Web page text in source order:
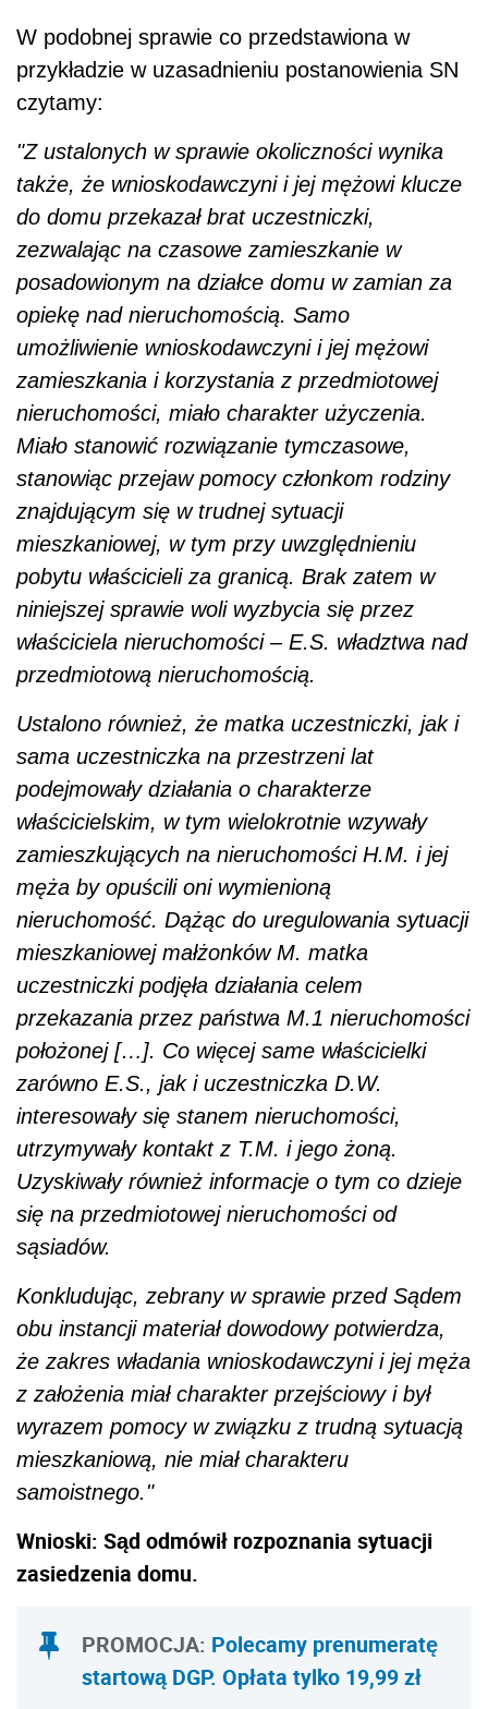
W podobnej sprawie co przedstawiona w
przykładzie w uzasadnieniu postanowienia SN
czytamy:
"Z ustalonych w sprawie okoliczności wynika
także, że wnioskodawczyni i jej mężowi klucze
do domu przekazał brat uczestniczki,
zezwalając na czasowe zamieszkanie w
posadowionym na działce domu w zamian za
opiekę nad nieruchomością. Samo
umożliwienie wnioskodawczyni i jej mężowi
zamieszkania i korzystania z przedmiotowej
nieruchomości, miało charakter użyczenia.
Miało stanowić rozwiązanie tymczasowe,
stanowiąc przejaw pomocy członkom rodziny
znajdującym się w trudnej sytuacji
mieszkaniowej, w tym przy uwzględnieniu
pobytu właścicieli za granicą. Brak zatem w
niniejszej sprawie woli wyzbycia się przez
właściciela nieruchomości – E.S. władztwa nad
przedmiotową nieruchomością.
Ustalono również, że matka uczestniczki, jak i
sama uczestniczka na przestrzeni lat
podejmowały działania o charakterze
właścicielskim, w tym wielokrotnie wzywały
zamieszkujących na nieruchomości H.M. i jej
męża by opuścili oni wymienioną
nieruchomość. Dążąc do uregulowania sytuacji
mieszkaniowej małżonków M. matka
uczestniczki podjęła działania celem
przekazania przez państwa M.1 nieruchomości
położonej […]. Co więcej same właścicielki
zarówno E.S., jak i uczestniczka D.W.
interesowały się stanem nieruchomości,
utrzymywały kontakt z T.M. i jego żoną.
Uzyskiwały również informacje o tym co dzieje
się na przedmiotowej nieruchomości od
sąsiadów.
Konkludując, zebrany w sprawie przed Sądem
obu instancji materiał dowodowy potwierdza,
że zakres władania wnioskodawczyni i jej męża
z założenia miał charakter przejściowy i był
wyrazem pomocy w związku z trudną sytuacją
mieszkaniową, nie miał charakteru
samoistnego."
Wnioski: Sąd odmówił rozpoznania sytuacji
zasiedzenia domu.
PROMOCJA: Polecamy prenumeratę
startową DGP. Opłata tylko 19,99 zł